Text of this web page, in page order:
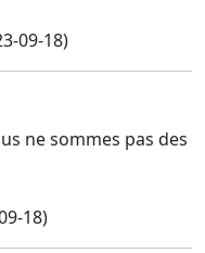
09-18)
ne sommes pas des
18)